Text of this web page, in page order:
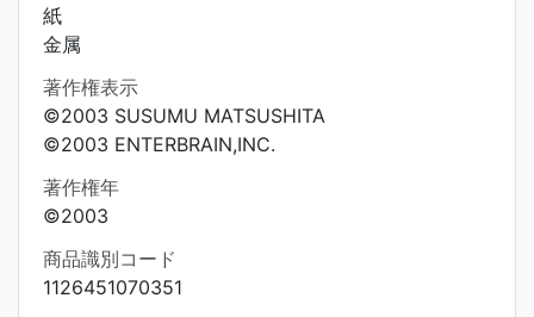
紙
金属
著作権表示
©2003 SUSUMU MATSUSHITA
©2003 ENTERBRAIN,INC.
著作権年
©2003
商品識別コード
1126451070351